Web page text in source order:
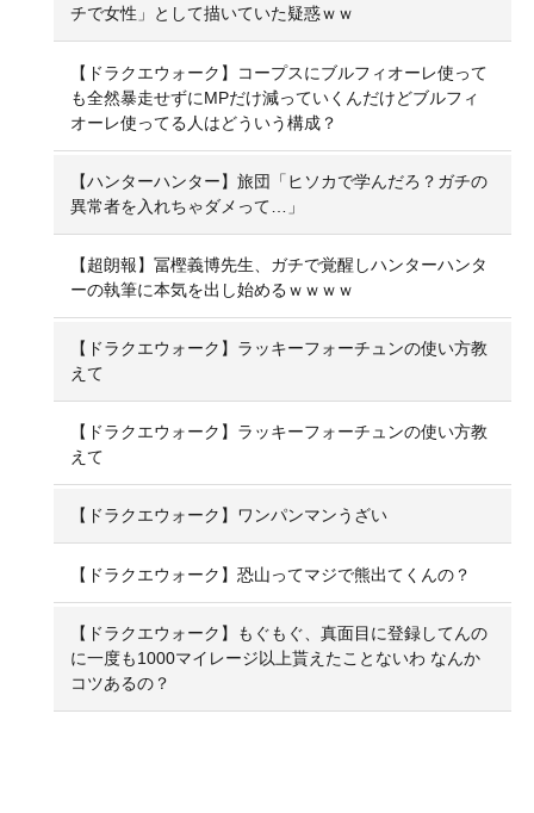
チで女性」として描いていた疑惑ｗｗ
【ドラクエウォーク】コープスにブルフィオーレ使って
も全然暴走せずにMPだけ減っていくんだけどブルフィ
オーレ使ってる人はどういう構成？
【ハンターハンター】旅団「ヒソカで学んだろ？ガチの
異常者を入れちゃダメって…」
【超朗報】冨樫義博先生、ガチで覚醒しハンターハンタ
ーの執筆に本気を出し始めるｗｗｗｗ
【ドラクエウォーク】ラッキーフォーチュンの使い方教
えて
【ドラクエウォーク】ラッキーフォーチュンの使い方教
えて
【ドラクエウォーク】ワンパンマンうざい
【ドラクエウォーク】恐山ってマジで熊出てくんの？
【ドラクエウォーク】もぐもぐ、真面目に登録してんの
に一度も1000マイレージ以上貰えたことないわ なんか
コツあるの？